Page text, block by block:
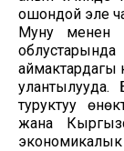
ошондой эле
Муну менен
облустарында
туруктуу
жана
экономикалык